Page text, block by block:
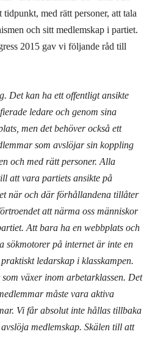
tidpunkt, med rätt personer, att tala
och sitt medlemskap i partiet.
2015 gav vi följande råd till
Det kan ha ett offentligt ansikte
ledare och genom sina
men det behöver också ett
som avslöjar sin koppling
och med rätt personer. Alla
att vara partiets ansikte på
när och där förhållandena tillåter
att närma oss människor
Att bara ha en webbplats och
sökmotorer på internet är inte en
ledarskap i klasskampen.
växer inom arbetarklassen. Det
måste vara aktiva
Vi får absolut inte hållas tillbaka
medlemskap. Skälen till att